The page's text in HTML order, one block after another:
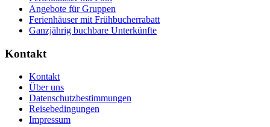
Angebote für Gruppen
Ferienhäuser mit Frühbucherrabatt
Ganzjährig buchbare Unterkünfte
Kontakt
Kontakt
Über uns
Datenschutzbestimmungen
Reisebedingungen
Impressum